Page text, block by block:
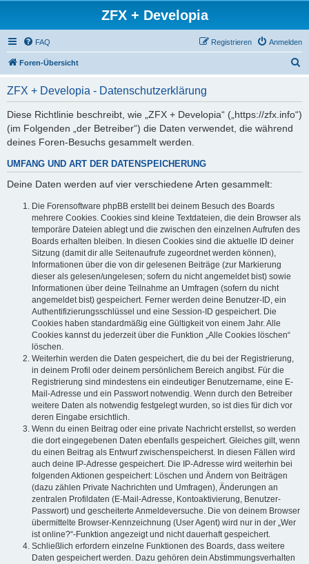
ZFX + Developia
FAQ Anmelden
Registrieren
Foren-Übersicht
ZFX + Developia - Datenschutzerklärung
Diese Richtlinie beschreibt, wie „ZFX + Developia“ („https://zfx.info“)
(im Folgenden „der Betreiber“) die Daten verwendet, die während
deines Foren-Besuchs gesammelt werden.
UMFANG UND ART DER DATENSPEICHERUNG
Deine Daten werden auf vier verschiedene Arten gesammelt:
Die Forensoftware phpBB erstellt bei deinem Besuch des Boards
mehrere Cookies. Cookies sind kleine Textdateien, die dein Browser als
temporäre Dateien ablegt und die zwischen den einzelnen Aufrufen des
Boards erhalten bleiben. In diesen Cookies sind die aktuelle ID deiner
Sitzung (damit dir alle Seitenaufrufe zugeordnet werden können),
Informationen über die von dir gelesenen Beiträge (zur Markierung
dieser als gelesen/ungelesen; sofern du nicht angemeldet bist) sowie
Informationen über deine Teilnahme an Umfragen (sofern du nicht
angemeldet bist) gespeichert. Ferner werden deine Benutzer-ID, ein
Authentifizierungsschlüssel und eine Session-ID gespeichert. Die
Cookies haben standardmäßig eine Gültigkeit von einem Jahr. Alle
Cookies kannst du jederzeit über die Funktion „Alle Cookies löschen“
löschen.
Weiterhin werden die Daten gespeichert, die du bei der Registrierung,
in deinem Profil oder deinem persönlichem Bereich angibst. Für die
Registrierung sind mindestens ein eindeutiger Benutzername, eine E-
Mail-Adresse und ein Passwort notwendig. Wenn durch den Betreiber
weitere Daten als notwendig festgelegt wurden, so ist dies für dich vor
deren Eingabe ersichtlich.
Wenn du einen Beitrag oder eine private Nachricht erstellst, so werden
die dort eingegebenen Daten ebenfalls gespeichert. Gleiches gilt, wenn
du einen Beitrag als Entwurf zwischenspeicherst. In diesen Fällen wird
auch deine IP-Adresse gespeichert. Die IP-Adresse wird weiterhin bei
folgenden Aktionen gespeichert: Löschen und Ändern von Beiträgen
(dazu zählen Private Nachrichten und Umfragen), Änderungen an
zentralen Profildaten (E-Mail-Adresse, Kontoaktivierung, Benutzer-
Passwort) und gescheiterte Anmeldeversuche. Die von deinem Browser
übermittelte Browser-Kennzeichnung (User Agent) wird nur in der „Wer
ist online?“-Funktion angezeigt und nicht dauerhaft gespeichert.
Schließlich erfordern einzelne Funktionen des Boards, dass weitere
Daten gespeichert werden. Dazu gehören dein Abstimmungsverhalten